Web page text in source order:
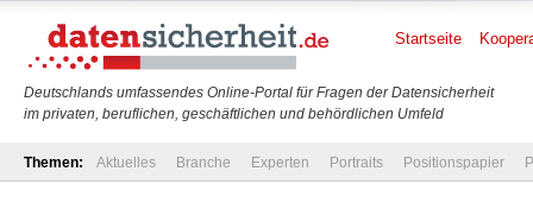
Deutschlands umfassendes Online-Portal für Fragen der Datensicherheit
im privaten, beruflichen, geschäftlichen und behördlichen Umfeld
Startseite
Themen: Aktuelles Branche Experten Portraits Positionspapier